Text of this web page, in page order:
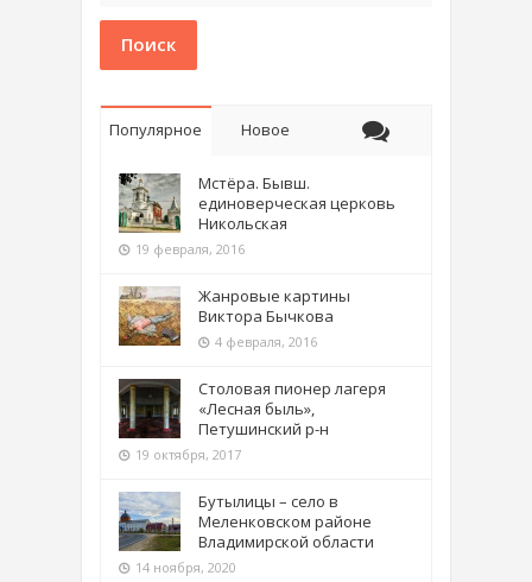
Поиск
Популярное Новое
Мстёра. Бывш.
единоверческая церковь
Никольская
19 февраля, 2016
Жанровые картины
Виктора Бычкова
4 февраля, 2016
Столовая пионер лагеря
«Лесная быль»,
Петушинский р-н
19 октября, 2017
Бутылицы – село в
Меленковском районе
Владимирской области
14 ноября, 2020